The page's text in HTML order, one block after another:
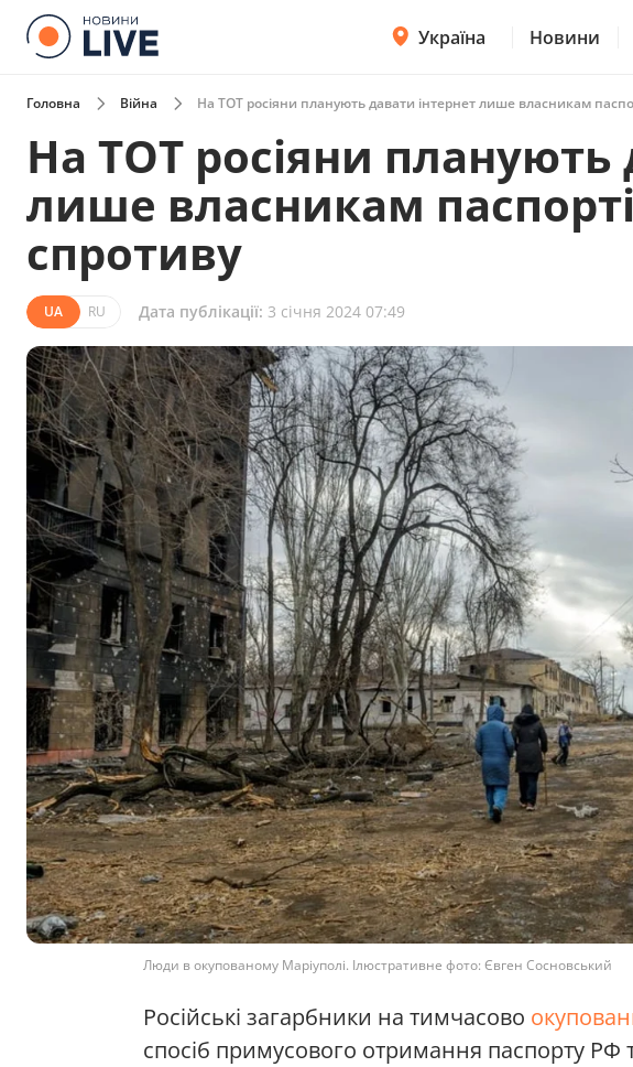
Україна Новини
Головна Війна На ТОТ росіяни планують давати інтернет лише власникам
На ТОТ росіяни планують
лише власникам
спротиву
UA RU Дата публікації: 3 січня 2024 07:49
Люди в окупованому Маріуполі. Ілюстративне фото: Євген Сосновський
Російські загарбники на тимчасово
спосіб примусового отримання паспорту РФ